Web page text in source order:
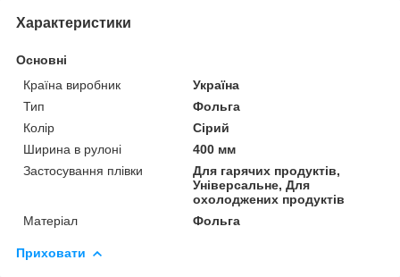
Характеристики
Основні
Країна виробник
Україна
Тип
Фольга
Колір
Сірий
Ширина в рулоні
400 мм
Застосування плівки
Для гарячих продуктів,
Універсальне, Для
охолоджених продуктів
Матеріал
Фольга
Приховати